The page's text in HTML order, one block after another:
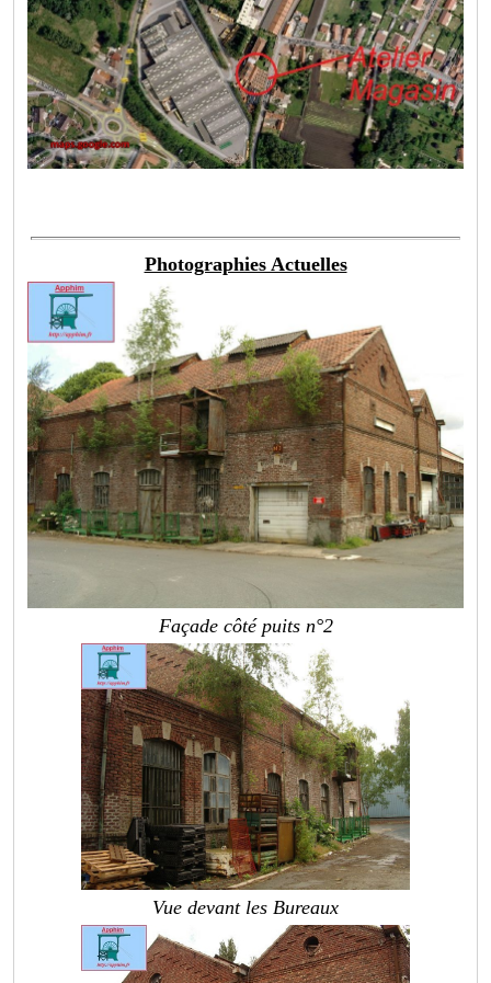
Photographies Actuelles
Façade côté puits n°2
Vue devant les Bureaux